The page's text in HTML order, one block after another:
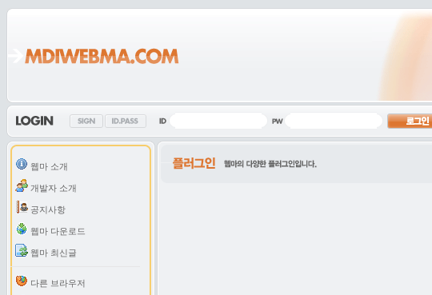
웹마 소개
개발자 소개
공지사항
웹마 다운로드
웹마 최신글
다른 브라우저